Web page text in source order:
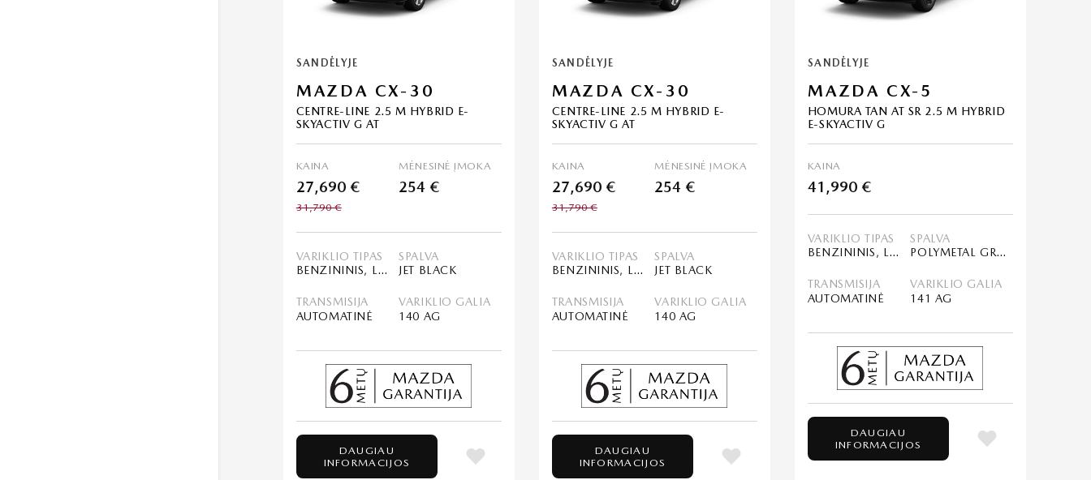
SANDĖLYJE
MAZDA CX-30
CENTRE-LINE 2.5 M HYBRID E-
SKYACTIV G AT
KAINA
27,690 €
31,790 €
MĖNESINĖ ĮMOKA
254 €
VARIKLIO TIPAS
BENZININIS, LENGVASIS HIBRIDAS (MHEV)
SPALVA
JET BLACK
TRANSMISIJA
AUTOMATINĖ
VARIKLIO GALIA
140 AG
DAUGIAU
INFORMACIJOS
SANDĖLYJE
MAZDA CX-30
CENTRE-LINE 2.5 M HYBRID E-
SKYACTIV G AT
KAINA
27,690 €
31,790 €
MĖNESINĖ ĮMOKA
254 €
VARIKLIO TIPAS
BENZININIS, LENGVASIS HIBRIDAS (MHEV)
SPALVA
JET BLACK
TRANSMISIJA
AUTOMATINĖ
VARIKLIO GALIA
140 AG
DAUGIAU
INFORMACIJOS
SANDĖLYJE
MAZDA CX-5
HOMURA TAN AT SR 2.5 M HYBRID
E-SKYACTIV G
KAINA
41,990 €
VARIKLIO TIPAS
BENZININIS, LENGVASIS HIBRIDAS (MHEV)
SPALVA
POLYMETAL GRAY
TRANSMISIJA
AUTOMATINĖ
VARIKLIO GALIA
141 AG
DAUGIAU
INFORMACIJOS